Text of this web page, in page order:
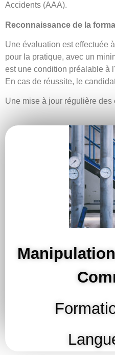
Accidents (AAA).
Reconnaissance de la
Une évaluation est effectuée
pour la pratique, avec un
est une condition préalable à
En cas de réussite, le
Une mise à jour régulière